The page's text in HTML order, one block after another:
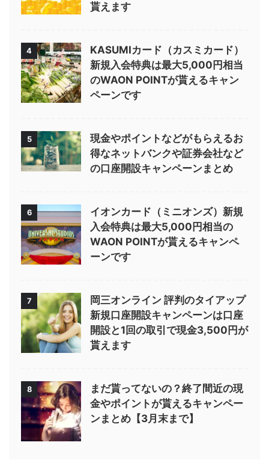
貰えます
4
KASUMIカード（カスミカード）
新規入会特典は最大5,000円相当
のWAON POINTが貰えるキャン
ペーンです
5
現金やポイントなどがもらえるお
得なネットバンクや証券会社など
の口座開設キャンペーンまとめ
6
イオンカード（ミニオンズ）新規
入会特典は最大5,000円相当の
WAON POINTが貰えるキャンペ
ーンです
7
岡三オンライン 評判のタイアップ
新規口座開設キャンペーンは口座
開設と1回の取引で現金3,500円が
貰えます
8
まだ貰ってないの？終了間近の現
金やポイントが貰えるキャンペー
ンまとめ【3月末まで】